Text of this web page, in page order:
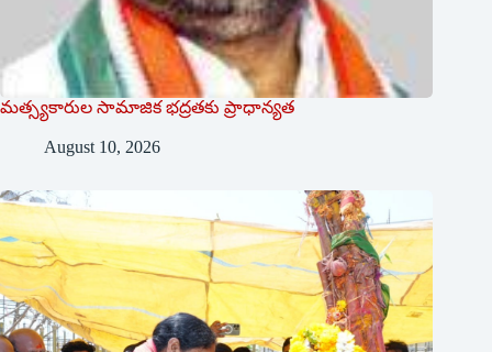
మత్స్యకారుల సామాజిక భద్రతకు ప్రాధాన్యత
August 10, 2026